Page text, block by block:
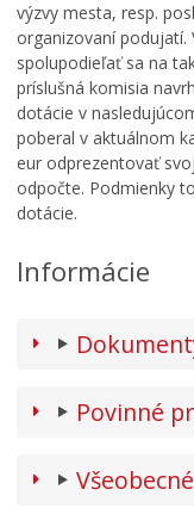
výzvy mesta, resp.
organizovaní podujatí.
spolupodieľať sa na
príslušná komisia
dotácie v
poberal v aktuálnom
eur odprezentovať
odpočte. Podmienky
dotácie.
Informácie
Povinné